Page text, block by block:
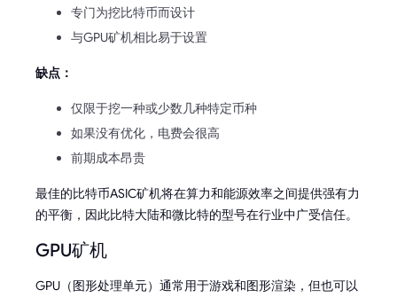
专门为挖比特币而设计
与GPU矿机相比易于设置
缺点：
仅限于挖一种或少数几种特定币种
如果没有优化，电费会很高
前期成本昂贵
最佳的比特币ASIC矿机将在算力和能源效率之间提供强有力
的平衡，因此比特大陆和微比特的型号在行业中广受信任。
GPU矿机
GPU（图形处理单元）通常用于游戏和图形渲染，但也可以